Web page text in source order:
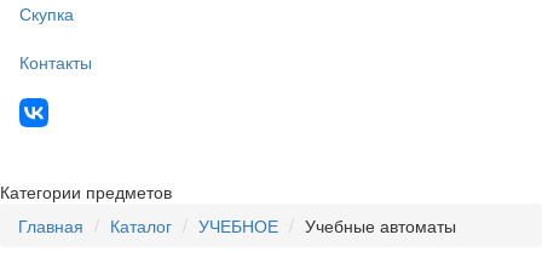
Скупка
Контакты
Категории предметов
Главная
Каталог УЧЕБНОЕ Учебные автоматы